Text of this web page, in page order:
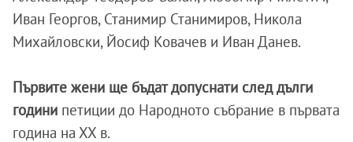
Иван Георгов, Станимир Станимиров, Никола
Михайловски, Йосиф Ковачев и Иван Данев.
Първите жени ще бъдат допуснати след дълги
години петиции до Народното събрание в първата
година на ХХ в.